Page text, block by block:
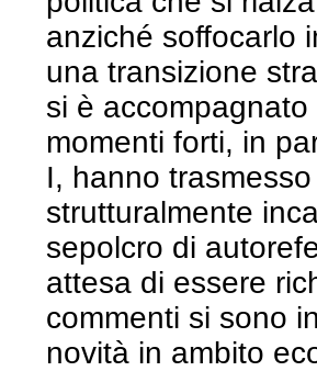
anziché soffocarlo
una transizione
si è
momenti forti, in
I, hanno
strutturalmente
sepolcro di
attesa di essere
commenti si sono
novità in ambito